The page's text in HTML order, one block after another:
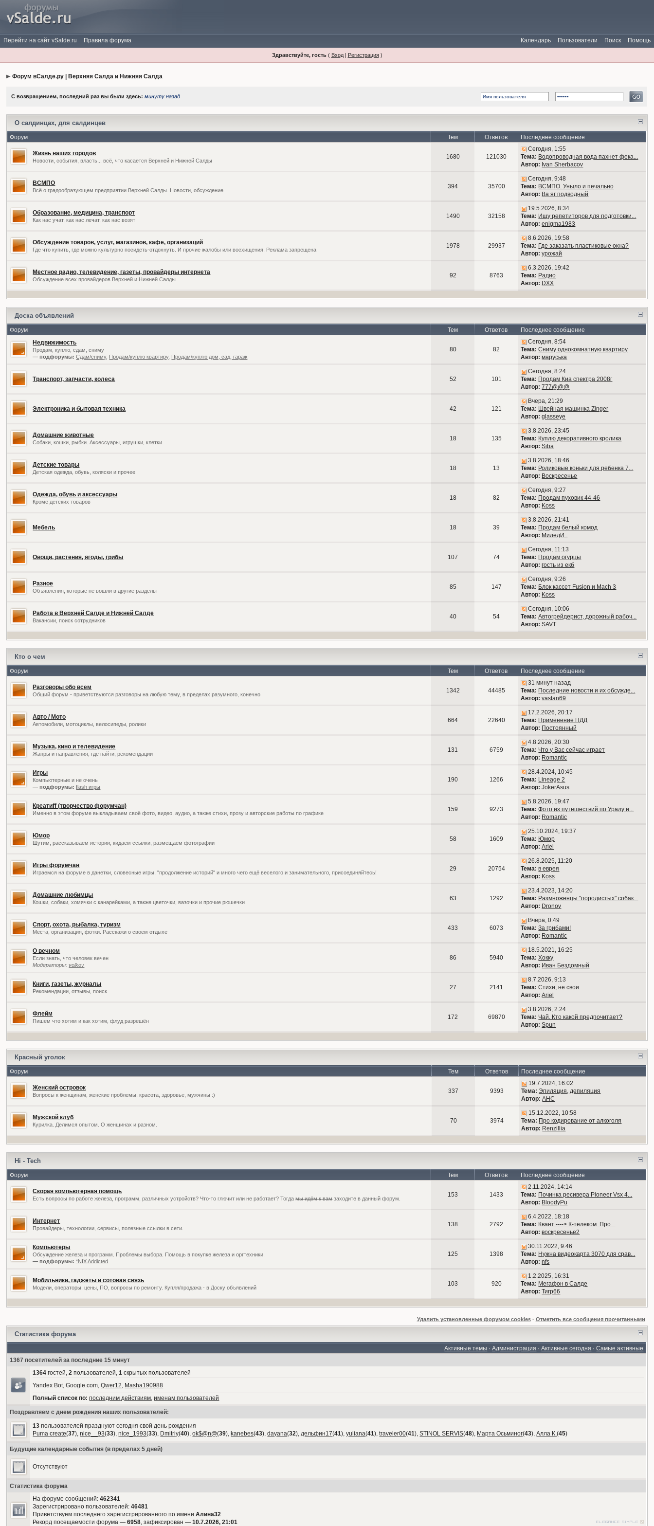
Перейти на сайт vSalde.ru Правила форума Помощь
Поиск
Пользователи
Календарь
Здравствуйте, гость( Вход| Регистрация)
Форум вСалде.ру | Верхняя Салда и Нижняя Салда
С возвращением, последний раз вы были здесь:минуту назад
О салдинцах, для салдинцев
Форум Тем Ответов Последнее сообщение
Жизнь наших городов
Новости, события, власть... всё, что касается Верхней и Нижней Салды
1680 121030
Сегодня, 1:55
Тема: Водопроводная вода пахнет фека...
Автор: Ivan Sherbacov
ВСМПО
Всё о градообразующем предприятии Верхней Салды. Новости, обсуждение
394 35700
Сегодня, 9:48
Тема: ВСМПО. Уныло и печально
Автор: Ва яг подводный
Образование, медицина, транспорт
Как нас учат, как нас лечат, как нас возят
1490 32158
19.5.2026, 8:34
Тема: Ищу репетиторов для подготовки...
Автор: enigma1983
Обсуждение товаров, услуг, магазинов, кафе, организаций
Где что купить, где можно культурно посидеть-отдохнуть. И прочие жалобы или восхищения. Реклама запрещена
1978 29937
8.6.2026, 19:58
Тема: Где заказать пластиковые окна?
Автор: урожай
Местное радио, телевидение, газеты, провайдеры интернета
Обсуждение всех провайдеров Верхней и Нижней Салды
92 8763
6.3.2026, 19:42
Тема: Радио
Автор: DXX
Доска объявлений
Форум Тем Ответов
Последнее сообщение
Недвижимость
Продам, куплю, сдам, сниму
— подфорумы: Сдам/сниму, Продам/куплю квартиру, Продам/куплю дом, сад, гараж
80 82
Сегодня, 8:54
Тема: Сниму однокомнатную квартиру
Автор: маруська
Транспорт, запчасти, колеса 52 101
Сегодня, 8:24
Тема: Продам Киа спектра 2008г
Автор: 777@@@
Электроника и бытовая техника 42 121
Вчера, 21:29
Тема: Швейная машинка Zinger
Автор: glasseye
Домашние животные
Собаки, кошки, рыбки. Аксессуары, игрушки, клетки
18 135
3.8.2026, 23:45
Тема: Куплю декоративного кролика
Автор: Siba
Детские товары
Детская одежда, обувь, коляски и прочее
18 13
3.8.2026, 18:46
Тема: Роликовые коньки для ребенка 7...
Автор: Воскресенье
Одежда, обувь и аксессуары
Кроме детских товаров
18 82
Сегодня, 9:27
Тема: Продам пуховик 44-46
Автор: Koss
Мебель 18 39
3.8.2026, 21:41
Тема: Продам белый комод
Автор: МиледИ..
Овощи, растения, ягоды, грибы 107 74
Сегодня, 11:13
Тема: Продам огурцы
Автор: гость из екб
Разное
Объявления, которые не вошли в другие разделы
85 147
Сегодня, 9:26
Тема: Блок кассет Fusion и Mach 3
Автор: Koss
Работа в Верхней Салде и Нижней Салде
Вакансии, поиск сотрудников
40 54
Сегодня, 10:06
Тема: Автогрейдерист, дорожный рабоч...
Автор: SAVT
Кто о чем
Форум Тем Ответов Последнее сообщение
Разговоры обо всем
Общий форум - приветствуются разговоры на любую тему, в пределах разумного, конечно
1342 44485
31 минут назад
Тема: Последние новости и их обсужде...
Автор: vastan69
Авто / Мото
Автомобили, мотоциклы, велосипеды, ролики
664 22640
17.2.2026, 20:17
Тема: Применение ПДД
Автор: Постоянный
Музыка, кино и телевидение
Жанры и направления, где найти, рекомендации
131 6759
4.8.2026, 20:30
Тема: Что у Вас сейчас играет
Автор: Romantic
Игры
Компьютерные и не очень
— подфорумы: flash игры
190 1266
28.4.2024, 10:45
Тема: Lineage 2
Автор: JokerAsus
Креатиff (творчество форумчан)
Именно в этом форуме выкладываем своё фото, видео, аудио, а также стихи, прозу и авторские работы по графике
159 9273
5.8.2026, 19:47
Тема: Фото из путешествий по Уралу и...
Автор: Romantic
Юмор
Шутим, рассказываем истории, кидаем ссылки, размещаем фотографии
58 1609
25.10.2024, 19:37
Тема: Юмор
Автор: Ariel
Игры форумчан
Играемся на форуме в данетки, словесные игры, "продолжение историй" и много чего ещё веселого и занимательного, присоединяйтесь!
29 20754
26.8.2025, 11:20
Тема: в еврея
Автор: Koss
Домашние любимцы
Кошки, собаки, хомячки с канарейками, а также цветочки, вазочки и прочие рюшечки
63 1292
23.4.2023, 14:20
Тема: Размноженцы "породистых" собак...
Автор: Dronov
Спорт, охота, рыбалка, туризм
Места, организация, фотки. Расскажи о своем отдыхе
433 6073
Вчера, 0:49
Тема: За грибами!
Автор: Romantic
О вечном
Если знать, что человек вечен
Модераторы:volkov
86 5940
18.5.2021, 16:25
Тема: Хокку
Автор: Иван Бездомный
Книги, газеты, журналы
Рекомендации, отзывы, поиск
27 2141
8.7.2026, 9:13
Тема: Стихи, не свои
Автор: Ariel
Флейм
Пишем что хотим и как хотим, флуд разрешён
172 69870
3.8.2026, 2:24
Тема: Чай. Кто какой предпочитает?
Автор: Spun
Красный уголок
Форум Тем Ответов Последнее сообщение
Женский островок
Вопросы к женщинам, женские проблемы, красота, здоровье, мужчины :)
337 9393
19.7.2024, 16:02
Тема: Эпиляция, депиляция
Автор: АНС
Мужской клуб
Курилка. Делимся опытом. О женщинах и разном.
70 3974
15.12.2022, 10:58
Тема: Про кодирование от алкоголя
Автор: Renzillia
Hi - Tech
Форум Тем Ответов Последнее сообщение
Скорая компьютерная помощь
Есть вопросы по работе железа, программ, различных устройств? Что-то глючит или не работает? Тогдамы идём к вамзаходите в данный форум.
153 1433
2.11.2024, 14:14
Тема: Починка ресивера Pioneer Vsx 4...
Автор: BloodyPu
Интернет
Провайдеры, технологии, сервисы, полезные ссылки в сети.
138 2792
6.4.2022, 18:18
Тема: Квант ----> К-телеком. Про...
Автор: воскресенье2
Компьютеры
Обсуждение железа и программ. Проблемы выбора. Помощь в покупке железа и оргтехники.
— подфорумы: *NIX Addicted
125 1398
30.11.2022, 9:46
Тема: Нужна видеокарта 3070 для срав...
Автор: nfs
Мобильники, гаджеты и сотовая связь
Модели, операторы, цены, ПО, вопросы по ремонту. Купля/продажа - в Доску объявлений
103 920
1.2.2025, 16:31
Тема: Мегафон в Салде
Автор: Тигр66
Удалить установленные форумом cookies· Отметить все сообщения прочитанными
Статистика форума
Активные темы ·Администрация ·Активные сегодня ·Самые активные
1367 посетителей за последние 15 минут
1364 гостей,2 пользователей,1 скрытых пользователей
Yandex Bot, Google.com,Qwer12, Masha190988
Полный список по: последним действиям,именам пользователей
Поздравляем с днем рождения наших пользователей:
13 пользователей празднуют сегодня свой день рождения
Puma create(37),nice__93(33),nice_1993(33), Dmitriy(40),ok$@n@(39), kanebes(43),dayana(32),дельфин17(41),yuliana(41),traveler00(41),STINOL SERVIS(48), Марта Осьминог(43),Алла К.(45)
Будущие календарные события (в пределах 5 дней)
Отсутствуют
Статистика форума
На форуме сообщений:462341
Зарегистрировано пользователей:46481
Приветствуем последнего зарегистрированного по имениАлина32
Рекорд посещаемости форума —6958, зафиксирован —10.7.2026, 21:01